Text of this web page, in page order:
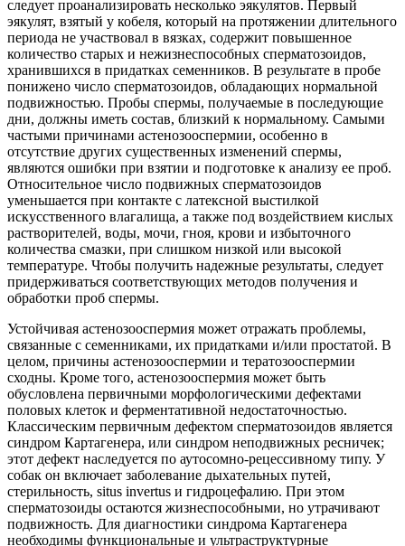
следует проанализировать несколько эякулятов. Первый
эякулят, взятый у кобеля, который на протяжении длительного
периода не участвовал в вязках, содержит повышенное
количество старых и нежизнеспособных сперматозоидов,
хранившихся в придатках семенников. В результате в пробе
понижено число сперматозоидов, обладающих нормальной
подвижностью. Пробы спермы, получаемые в последующие
дни, должны иметь состав, близкий к нормальному. Самыми
частыми причинами астенозооспермии, особенно в
отсутствие других существенных изменений спермы,
являются ошибки при взятии и подготовке к анализу ее проб.
Относительное число подвижных сперматозоидов
уменьшается при контакте с латексной выстилкой
искусственного влагалища, а также под воздействием кислых
растворителей, воды, мочи, гноя, крови и избыточного
количества смазки, при слишком низкой или высокой
температуре. Чтобы получить надежные результаты, следует
придерживаться соответствующих методов получения и
обработки проб спермы.
Устойчивая астенозооспермия может отражать проблемы,
связанные с семенниками, их придатками и/или простатой. В
целом, причины астенозооспермии и тератозооспермии
сходны. Кроме того, астенозооспермия может быть
обусловлена первичными морфологическими дефектами
половых клеток и ферментативной недостаточностью.
Классическим первичным дефектом сперматозоидов является
синдром Картагенера, или синдром неподвижных ресничек;
этот дефект наследуется по аутосомно-рецессивному типу. У
собак он включает заболевание дыхательных путей,
стерильность, situs invertus и гидроцефалию. При этом
сперматозоиды остаются жизнеспособными, но утрачивают
подвижность. Для диагностики синдрома Картагенера
необходимы функциональные и ультраструктурные